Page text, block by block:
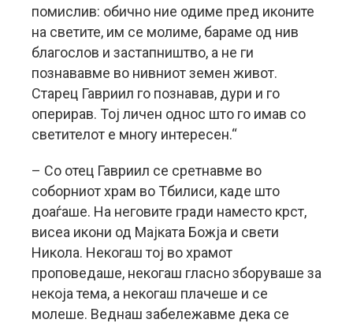
помислив: обично ние одиме пред иконите
на светите, им се молиме, бараме од нив
благослов и застапништво, а не ги
познававме во нивниот земен живот.
Старец Гавриил го познавав, дури и го
оперирав. Тој личен однос што го имав со
светителот е многу интересен.“
– Со отец Гавриил се сретнавме во
соборниот храм во Тбилиси, каде што
доаѓаше. На неговите гради наместо крст,
висеа икони од Мајката Божја и свети
Никола. Некогаш тој во храмот
проповедаше, некогаш гласно зборуваше за
некоја тема, а некогаш плачеше и се
молеше. Веднаш забележавме дека се